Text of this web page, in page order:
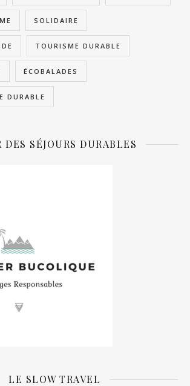
SOLIDAIRE
TOURISME DURABLE
ÉCOBALADES
DURABLE
DES SÉJOURS DURABLES
LE SLOW TRAVEL